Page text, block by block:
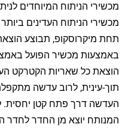
מכשירי הניתוח המיוחדים
מכשירי הניתוח העדינים
תחת מיקרוסקופ, תבוצע
באמצעות מכשיר הפועל
הוצאת כל שאריות הקטרקט
תוך-עינית, לרוב עדשה
העדשה דרך פתח קטן יחסית.
המנותח יוצא מן החדר לחדר